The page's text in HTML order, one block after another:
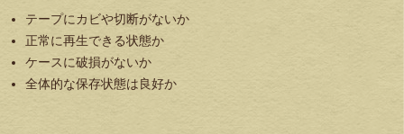
テープにカビや切断がないか
正常に再生できる状態か
ケースに破損がないか
全体的な保存状態は良好か